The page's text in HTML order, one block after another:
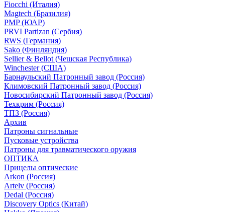
Fiocchi (Италия)
Magtech (Бразилия)
PMP (ЮАР)
PRVI Partizan (Сербия)
RWS (Германия)
Sako (Финляндия)
Sellier & Bellot (Чешская Республика)
Winchester (США)
Барнаульский Патронный завод (Россия)
Климовский Патронный завод (Россия)
Новосибирский Патронный завод (Россия)
Техкрим (Россия)
ТПЗ (Россия)
Архив
Патроны сигнальные
Пусковые устройства
Патроны для травматического оружия
ОПТИКА
Прицелы оптические
Arkon (Россия)
Artelv (Россия)
Dedal (Россия)
Discovery Optics (Китай)